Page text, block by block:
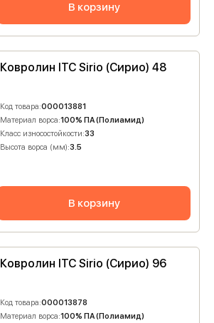
В корзину
Ковролин ITC Sirio (Сирио) 48
Код товара:000013881
Материал ворса:100% ПА (Полиамид)
Класс износостойкости:33
Высота ворса (мм):3.5
В корзину
Ковролин ITC Sirio (Сирио) 96
Код товара:000013878
Материал ворса:100% ПА (Полиамид)